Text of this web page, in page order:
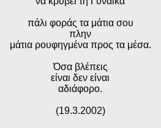
πάλι φοράς τα μάτια σου
πλην
μάτια ρουφηγμένα προς τα μέσα.
Όσα βλέπεις
είναι δεν είναι
αδιάφορο.
(19.3.2002)